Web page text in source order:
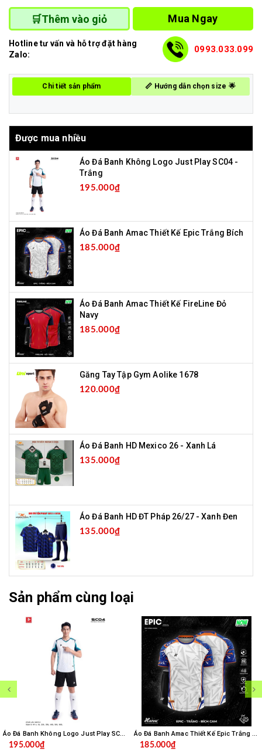
🛒Thêm vào giỏ Mua Ngay
Hotline tư vấn và hỗ trợ đặt hàng
Zalo:
0993.033.099
Chi tiết sản phẩm 📏 Hướng dẫn chọn size 🌟
Được mua nhiều
Áo Đá Banh Không Logo Just Play SC04 -
Trắng
195.000₫
Áo Đá Banh Amac Thiết Kế Epic Trắng Bích
185.000₫
Áo Đá Banh Amac Thiết Kế FireLine Đỏ
Navy
185.000₫
Găng Tay Tập Gym Aolike 1678
120.000₫
Áo Đá Banh HD Mexico 26 - Xanh Lá
135.000₫
Áo Đá Banh HD ĐT Pháp 26/27 - Xanh Đen
135.000₫
Sản phẩm cùng loại
Áo Đá Banh Không Logo Just Play SC04 - Trắng
195.000₫
Áo Đá Banh Amac Thiết Kế Epic Trắng Bích
185.000₫